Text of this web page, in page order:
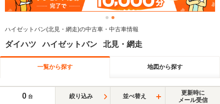
ハイゼットバン(北見・網走)の中古車・中古車情報
ダイハツ ハイゼットバン 北見・網走
一覧から探す 地図から探す
0 台 絞り込み 並べ替え
更新時に
メール受信